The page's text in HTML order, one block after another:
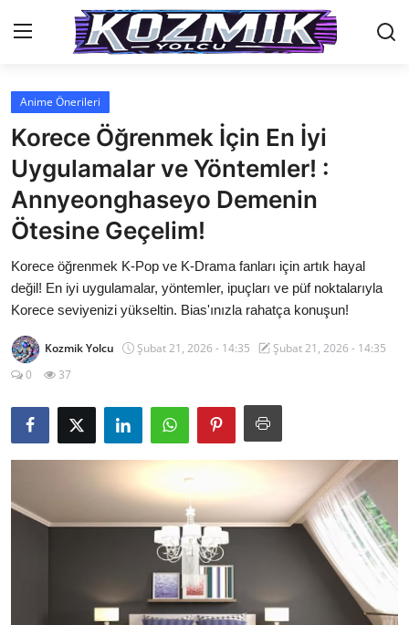
Anasayfa
Genel
İletişim
Anime Önerileri
Kore Dünyası
Anime Karakterleri
Anime
Testler
Anime Önerileri
Korece Öğrenmek İçin En İyi
Uygulamalar ve Yöntemler! :
Annyeonghaseyo Demenin
Ötesine Geçelim!
Korece öğrenmek K-Pop ve K-Drama fanları için artık hayal
değil! En iyi uygulamalar, yöntemler, ipuçları ve püf noktalarıyla
Korece seviyenizi yükseltin. Bias'ınızla rahatça konuşun!
Kozmik Yolcu Şubat 21, 2026 - 14:35
Şubat 21, 2026 - 14:35
0
37